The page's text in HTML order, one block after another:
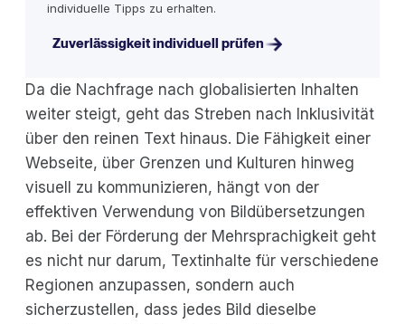
Da die Nachfrage nach globalisierten Inhalten
weiter steigt, geht das Streben nach Inklusivität
über den reinen Text hinaus. Die Fähigkeit einer
Webseite, über Grenzen und Kulturen hinweg
visuell zu kommunizieren, hängt von der
effektiven Verwendung von Bildübersetzungen
ab. Bei der Förderung der Mehrsprachigkeit geht
es nicht nur darum, Textinhalte für verschiedene
Regionen anzupassen, sondern auch
sicherzustellen, dass jedes Bild dieselbe
individuelle Tipps zu erhalten.
Zuverlässigkeit individuell prüfen